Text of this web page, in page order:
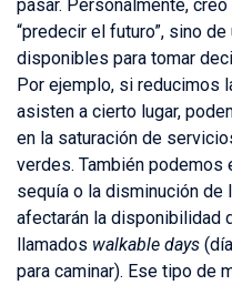
pasar. Personalmente,
“predecir el futuro”, sino
disponibles para tomar
Por ejemplo, si reducimos
asisten a cierto lugar,
en la saturación de
verdes. También podemos
sequía o la disminución de
afectarán la disponibilidad
llamados walkable days
para caminar). Ese tipo de